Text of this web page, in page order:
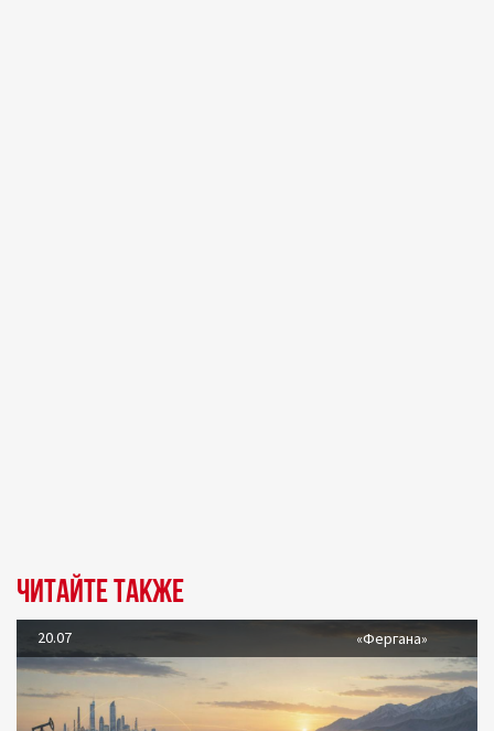
Читайте также
20.07 «Фергана»